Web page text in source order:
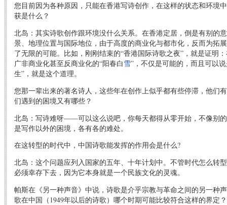
您目前因为各种原因，只能在香港写诗创作，在这样的状态和环境
获是什么？
北岛：其实诗歌创作跟环境没什么关系。在香港定居，倒是有别的
景、地理位置与国际地位，由于高度的商业化与都市化，反而为拓
了无限的可能。比如，刚刚结束的“香港国际诗歌之夜”，就是证明
广非商业化甚至反商业化的“阳春白雪”，不仅是可能的，而且可以
生”，就是这个道理。
您那一辈出来的著名诗人，这些年在创作上似乎都有些停滞，他们
们遇到的困境又有哪些？
北岛：写诗难呀——可以这么说吧，你每天都得从零开始，不像别
是写作以外的困境，各有各的难处。
在这转型的时代中，中国诗歌能发挥的作用会是什么?
北岛：这个问题应列入国家的五年、十年计划中。不管时代怎么转
必须幸存下去，因为它本身就是一个民族文化的灵魂。
帕斯在《另一种声音》中说，诗歌是介乎宗教与革命之间的另一种
歌在中国（1949年以后的诗歌）哪个时期可能比较符合这样的界定